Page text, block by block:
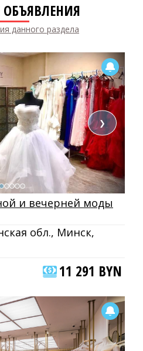
данного раздела
❯
и вечерней моды
обл., Минск,
11 291 BYN